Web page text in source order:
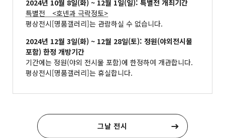
2024년 10월 8일(화) ~ 12월 1일(일): 특별전 개최기간
특별전 <호넨과 극락정토>
평상전시[명품갤러리]는 관람하실 수 없습니다.
2024년 12월 3일(화) ~ 12월 28일(토): 정원(야외전시물
포함) 한정 개방기간
기간에는 정원(야외 전시물 포함)에 한정하여 개관합니다.
평상전시[명품갤러리]는 휴실합니다.
그날 전시